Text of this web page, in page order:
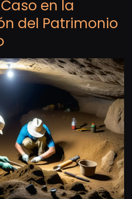
en la
del Patrimonio